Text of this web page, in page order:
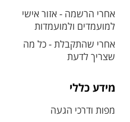
אחרי הרשמה - אזור אישי
למועמדים ולמועמדות
אחרי שהתקבלת - כל מה
שצריך לדעת
מידע כללי
מפות ודרכי הגעה